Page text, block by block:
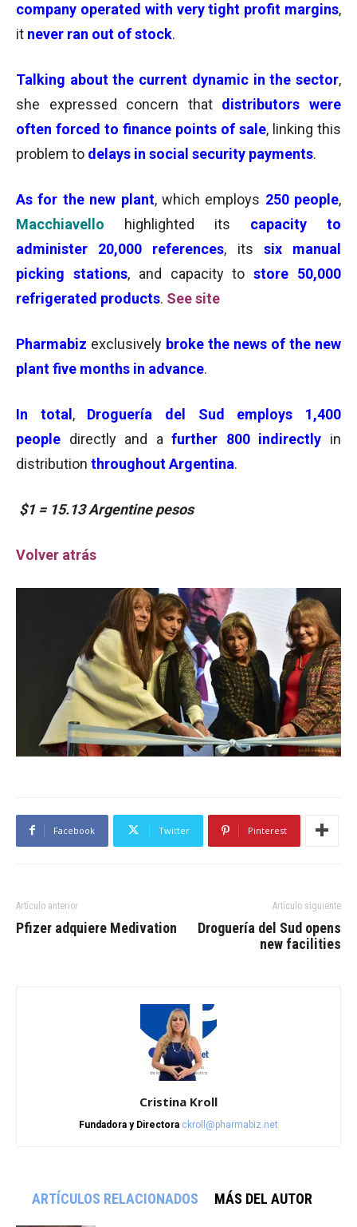
company operated with very tight profit margins,
it never ran out of stock.
Talking about the current dynamic in the sector,
she expressed concern that distributors were
often forced to finance points of sale, linking this
problem to delays in social security payments.
As for the new plant, which employs 250 people,
Macchiavello highlighted its capacity to
administer 20,000 references, its six manual
picking stations, and capacity tostore 50,000
refrigerated products. See site
Pharmabiz exclusively broke the news of the new
plant five months in advance.
In total , Droguería del Sud employs
1,400
people directly and afurther 800 indirectly in
distribution throughout Argentina.
$1 = 15.13 Argentine pesos
Volver atrás
Facebook Twitter Pinterest
Artículo anterior
Pfizer adquiere Medivation
Artículo siguiente
Droguería del Sud opens
new facilities
Cristina Kroll
Fundadora y Directora ckroll@pharmabiz.net
ARTÍCULOS RELACIONADOS MÁS DEL AUTOR